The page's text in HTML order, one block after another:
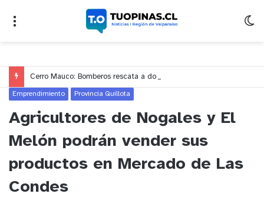
Emprendimiento Provincia Quillota
Agricultores de Nogales y El
Melón podrán vender sus
productos en Mercado de Las
Condes